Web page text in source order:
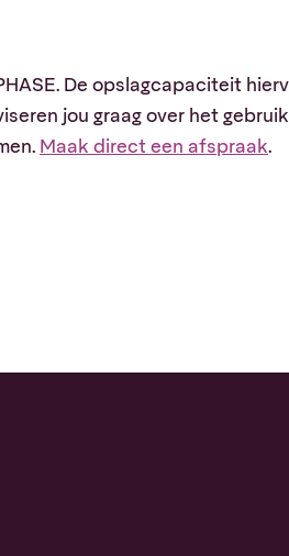
De opslagcapaciteit
jou graag over het
Maak direct een afspraak.